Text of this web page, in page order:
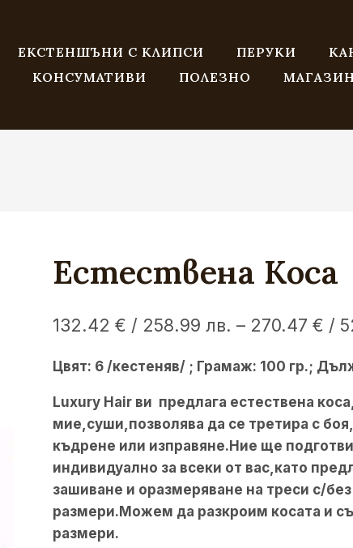
ЕКСТЕНШЪНИ С КЛИПСИ ПЕРУКИ
КОНСУМАТИВИ ПОЛЕЗНО МАГАЗИН
Естествена Коса
132.42 € / 258.99 лв. – 270.47 € /
Цвят: 6 /кестеняв/ ; Грамаж: 100 гр.;
Luxury Hair ви предлага естествена
мие,суши,позволява да се третира с
къдрене или изправяне.Ние ще
индивидуално за всеки от вас,като
зашиване и оразмеряване на треси с/
размери.Можем да разкроим косата и
размери.